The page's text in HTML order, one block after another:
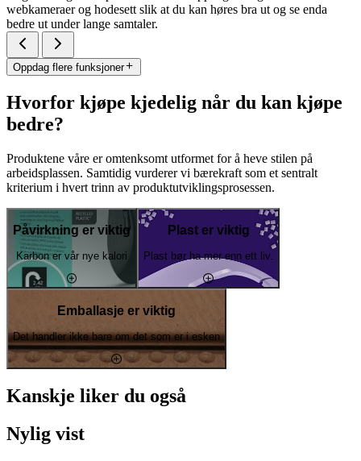
webkameraer og hodesett slik at du kan høres bra ut og se enda
bedre ut under lange samtaler.
Oppdag flere funksjoner
Hvorfor kjøpe kjedelig når du kan kjøpe
bedre?
Produktene våre er omtenksomt utformet for å heve stilen på
arbeidsplassen. Samtidig vurderer vi bærekraft som et sentralt
kriterium i hvert trinn av produktutviklingsprosessen.
Påvirkning er viktig
Karbon er vår nye kalori
Plast er viktig
Plast bør ha mer enn ett liv.
Emballasje er viktig
Det handler ikke bare om det som er i esken
Kanskje liker du også
Nylig vist